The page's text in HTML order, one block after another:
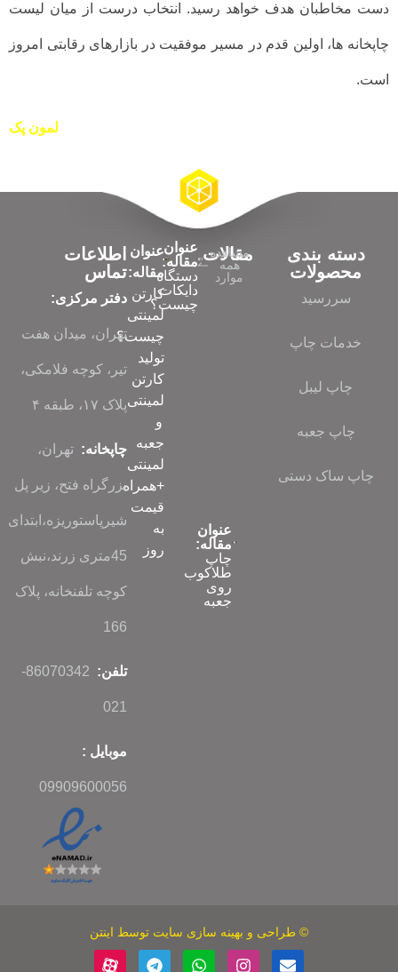
دست مخاطبان هدف خواهد رسید. انتخاب درست از میان لیست
چاپخانه ها، اولین قدم در مسیر موفقیت در بازارهای رقابتی امروز
است.
لمون پک
دسته بندی
محصولات
سررسید
خدمات چاپ
چاپ لیبل
چاپ جعبه
چاپ ساک دستی
مقالات
مشاهده
همه
موارد
عنوان
مقاله:
چاپ
طلاکوب
روی
جعبه
عنوان
مقاله:
دستگاه
دایکات
چیست؟
عنوان
مقاله:
کارتن
لمینتی
چیست؟
تولید
کارتن
لمینتی
و
جعبه
لمینتی
+همراه
قیمت
به
روز
اطلاعات
تماس
دفتر مرکزی:
تهران، میدان هفت
تیر، کوچه فلامکی،
پلاک ۱۷، طبقه ۴
چاپخانه: تهران،
بزرگراه فتح، زیر پل
شیرپاستوریزه،ابتدای
45متری زرند،نبش
کوچه تلفنخانه، پلاک
166
تلفن: 86070342-
021
موبایل :
09909600056
© طراحی و بهینه سازی سایت توسط اینتن